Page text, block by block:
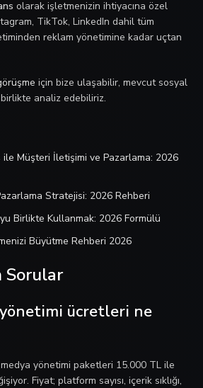
olarak işletmenizin ihtiyacına özel
TikTok, LinkedIn dahil tüm
reklam yönetimine kadar uçtan
için bize ulaşabilir, mevcut sosyal
birlikte analiz edebiliriz.
Müşteri İletişimi ve Pazarlama: 2026
Stratejisi: 2026 Rehberi
Birlikte Kullanmak: 2026 Formülü
Büyütme Rehberi 2026
Sorular
ücretleri ne
medya yönetimi paketleri 15.000 TL ile
Fiyat; platform sayısı, içerik sıklığı,